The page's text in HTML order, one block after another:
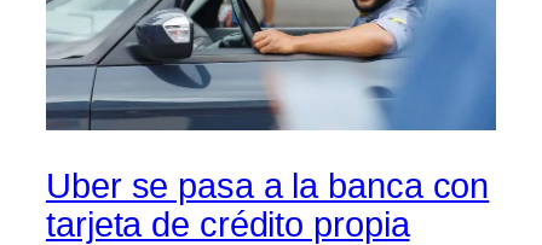
Uber se pasa a la banca con
tarjeta de crédito propia